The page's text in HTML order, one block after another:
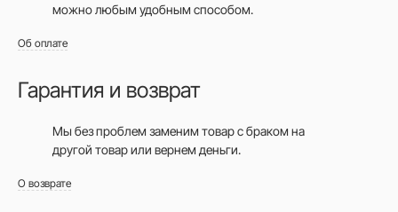
можно любым удобным способом.
Об оплате
Гарантия и возврат
Мы без проблем заменим товар с браком на
другой товар или вернем деньги.
О возврате